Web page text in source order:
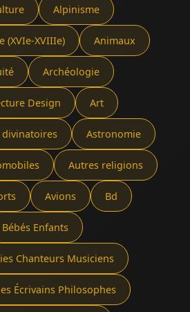
Alpinisme
(XVIe-XVIIIe) Animaux
Archéologie
Design Art
Astronomie
Autres religions
Avions Bd
Bébés Enfants
Chanteurs Musiciens
Écrivains Philosophes